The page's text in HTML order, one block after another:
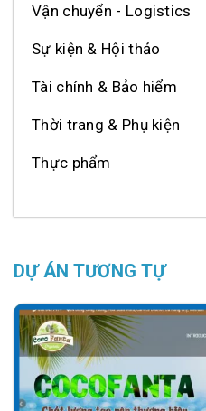
Vận chuyển - Logistics
Sự kiện & Hội thảo
Tài chính & Bảo hiểm
Thời trang & Phụ kiện
Thực phẩm
DỰ ÁN TƯƠNG TỰ